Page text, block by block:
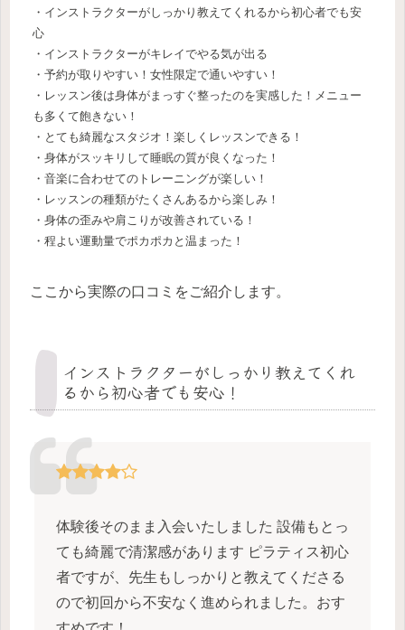
・インストラクターがしっかり教えてくれるから初心者でも安
心
・インストラクターがキレイでやる気が出る
・予約が取りやすい！女性限定で通いやすい！
・レッスン後は身体がまっすぐ整ったのを実感した！メニュー
も多くて飽きない！
・とても綺麗なスタジオ！楽しくレッスンできる！
・身体がスッキリして睡眠の質が良くなった！
・音楽に合わせてのトレーニングが楽しい！
・レッスンの種類がたくさんあるから楽しみ！
・身体の歪みや肩こりが改善されている！
・程よい運動量でポカポカと温まった！
ここから実際の口コミをご紹介します。
インストラクターがしっかり教えてくれ
るから初心者でも安心！
体験後そのまま入会いたしました 設備もとっ
ても綺麗で清潔感があります ピラティス初心
者ですが、先生もしっかりと教えてくださる
ので初回から不安なく進められました。おす